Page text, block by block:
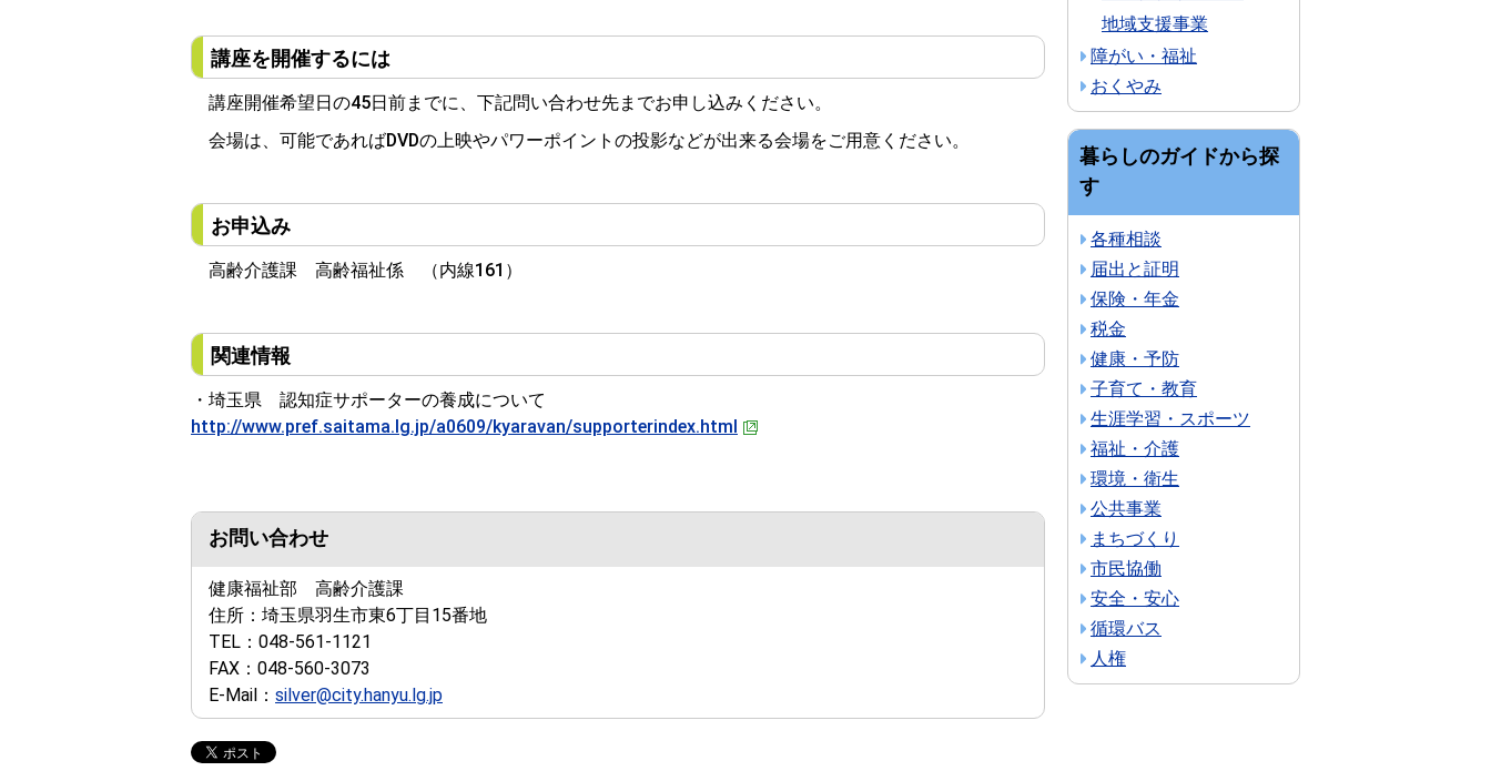
講座を開催するには
講座開催希望日の45日前までに、下記問い合わせ先までお申し込みください。
会場は、可能であればDVDの上映やパワーポイントの投影などが出来る会場をご用意ください。
お申込み
高齢介護課 高齢福祉係 （内線161）
関連情報
・埼玉県 認知症サポーターの養成について
http://www.pref.saitama.lg.jp/a0609/kyaravan/supporterindex.html
お問い合わせ
健康福祉部 高齢介護課
住所： 埼玉県羽生市東6丁目15番地
TEL： 048-561-1121
FAX： 048-560-3073
E-Mail： silver@city.hanyu.lg.jp
地域支援事業
障がい・福祉
おくやみ
暮らしのガイドから探
す
各種相談
届出と証明
保険・年金
税金
健康・予防
子育て・教育
生涯学習・スポーツ
福祉・介護
環境・衛生
公共事業
まちづくり
市民協働
安全・安心
循環バス
人権